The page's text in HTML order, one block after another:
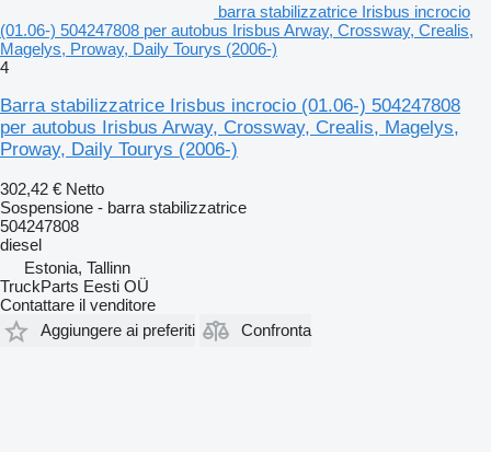
barra stabilizzatrice Irisbus incrocio
(01.06-) 504247808 per autobus Irisbus Arway, Crossway, Crealis,
Magelys, Proway, Daily Tourys (2006-)
4
Barra stabilizzatrice Irisbus incrocio (01.06-) 504247808
per autobus Irisbus Arway, Crossway, Crealis, Magelys,
Proway, Daily Tourys (2006-)
302,42 € Netto
Sospensione - barra stabilizzatrice
504247808
diesel
Estonia, Tallinn
TruckParts Eesti OÜ
Contattare il venditore
Aggiungere ai preferiti
Confronta